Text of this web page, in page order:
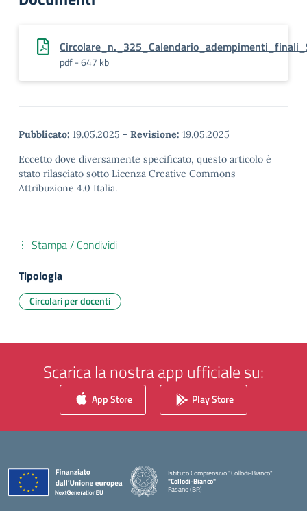
pdf - 647 kb
Pubblicato: 19.05.2025 - Revisione: 19.05.2025
Eccetto dove diversamente specificato, questo articolo è
stato rilasciato sotto Licenza Creative Commons
Attribuzione 4.0 Italia.
Stampa / Condividi
Tipologia
Circolari per docenti
Scarica la nostra app ufficiale su:
App Store Play Store
Istituto Comprensivo "Collodi-Bianco"
"Collodi-Bianco"
Fasano (BR)